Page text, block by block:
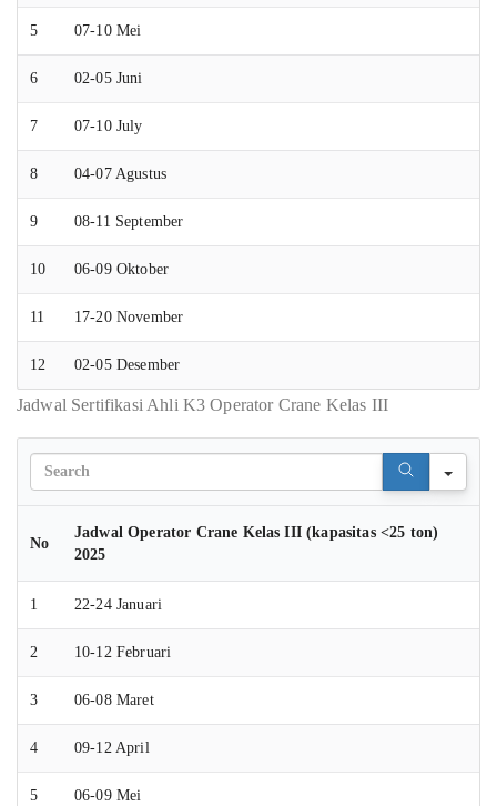
5 07-10 Mei
6 02-05 Juni
7 07-10 July
8 04-07 Agustus
9 08-11 September
10 06-09 Oktober
11 17-20 November
12 02-05 Desember
Jadwal Sertifikasi Ahli K3 Operator Crane Kelas III
No
Jadwal Operator Crane Kelas III (kapasitas <25 ton)
2025
1 22-24 Januari
2 10-12 Februari
3 06-08 Maret
4 09-12 April
5 06-09 Mei